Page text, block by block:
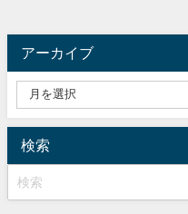
アーカイブ
検索